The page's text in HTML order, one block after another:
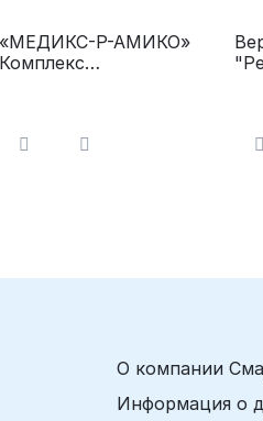
«МЕДИКС-Р-АМИКО»
Комплекс
О компании
Информация о